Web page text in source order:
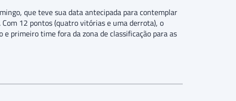
que teve sua data antecipada para contemplar
12 pontos (quatro vitórias e uma derrota), o
primeiro time fora da zona de classificação para as